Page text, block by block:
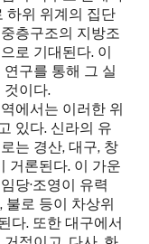
하위 위계의 집단
층구조의 지방조
로 기대된다. 이
구를 통해 그 실
것이다.
에서는 이러한 위
있다. 신라의 유
는 경산, 대구, 창
거론된다. 이 가운
당·조영이 유력
불로 등이 차상위
다. 또한 대구에서